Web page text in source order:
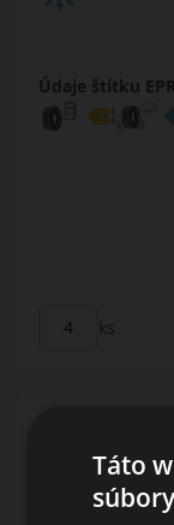
Údaje štítku
ks
Táto